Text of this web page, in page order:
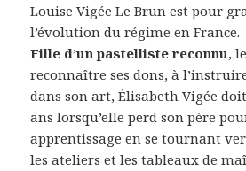
Louise Vigée Le Brun est pour
l’évolution du régime en France.
Fille d’un pastelliste reconnu,
reconnaître ses dons, à
dans son art, Élisabeth Vigée doit
ans lorsqu’elle perd son père
apprentissage en se tournant
les ateliers et les tableaux de